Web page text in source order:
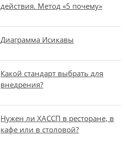
действия. Метод «5 почему»
Диаграмма Исикавы
Какой стандарт выбрать для
внедрения?
Нужен ли ХАССП в ресторане, в
кафе или в столовой?